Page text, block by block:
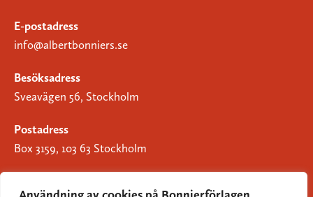
E-postadress
info@albertbonniers.se
Besöksadress
Sveavägen 56, Stockholm
Postadress
Box 3159, 103 63 Stockholm